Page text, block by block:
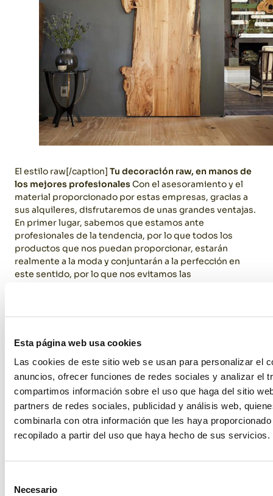
Esta página web usa cookies
Las cookies de este sitio web se usan para personalizar el
anuncios, ofrecer funciones de redes sociales y analizar el
compartimos información sobre el uso que haga del sitio
partners de redes sociales, publicidad y análisis web,
combinarla con otra información que les haya
recopilado a partir del uso que haya hecho de sus servicios.
Necesario
El estilo raw[/caption] Tu decoración raw, en manos de
los mejores profesionalesCon el asesoramiento y el
material proporcionado por estas empresas, gracias a
sus alquileres, disfrutaremos de unas grandes ventajas.
En primer lugar, sabemos que estamos ante
profesionales de la tendencia, por lo que todos los
productos que nos puedan proporcionar, estarán
realmente a la moda y conjuntarán a la perfección en
este sentido, por lo que nos evitamos las
a que esto pueda parecer una ventaja un poco banal, si
tenemos en cuenta que más adelante, cambiamos de
negocio, por las circunstancias que sea, cerramos el
mismo, o simplemente queremos cambiar la decoración
del mismo, no tendremos que deshacernos de ningún
tipo de material ya que en este caso sería alquilado.